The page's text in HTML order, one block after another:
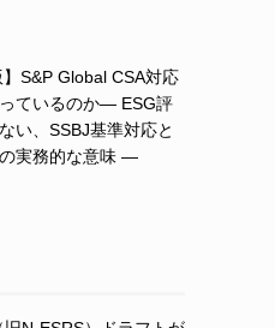
】S&P Global CSA対応
ているのか― ESG評
い、SSBJ基準対応と
実務的な意味 ―